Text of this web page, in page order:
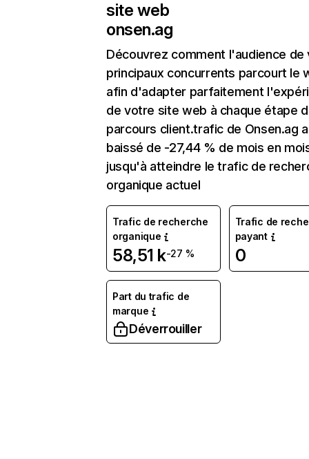
site web
onsen.ag
Découvrez comment l'audience de
principaux concurrents parcourt le
afin d'adapter parfaitement
de votre site web à chaque étape
parcours client.trafic de Onsen.ag a
baissé de -27,44 % de mois en
jusqu'à atteindre le trafic de
organique actuel
Trafic de recherche
organique
58,51 k-27 %
Trafic de
payant
0
Part du trafic de
marque
Déverrouiller